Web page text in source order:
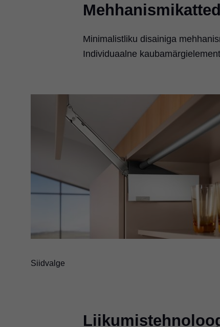
Mehhanismikatted
Minimalistliku disainiga
Individuaalne
Siidvalge